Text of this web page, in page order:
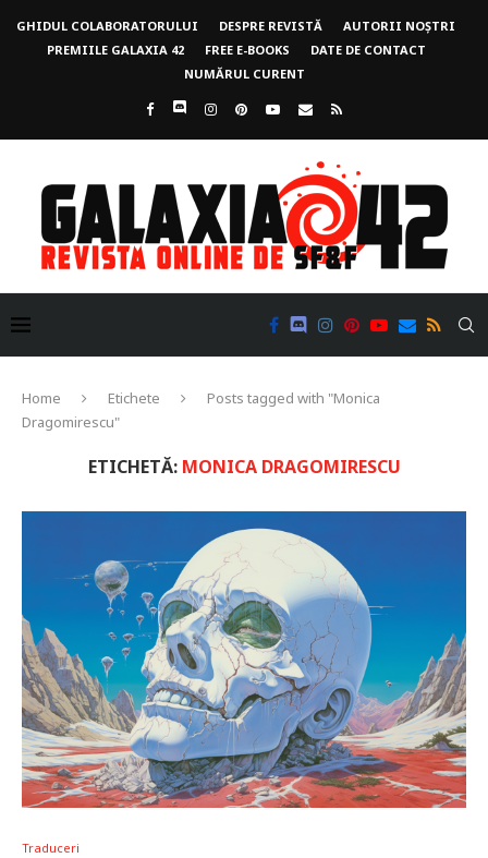
GHIDUL COLABORATORULUI DESPRE REVISTĂ
AUTORII NOȘTRI
PREMIILE GALAXIA 42
FREE E-BOOKS
DATE DE CONTACT
NUMĂRUL CURENT
Home Etichete
Posts tagged with "Monica
Dragomirescu"
ETICHETĂ: MONICA DRAGOMIRESCU
Traduceri